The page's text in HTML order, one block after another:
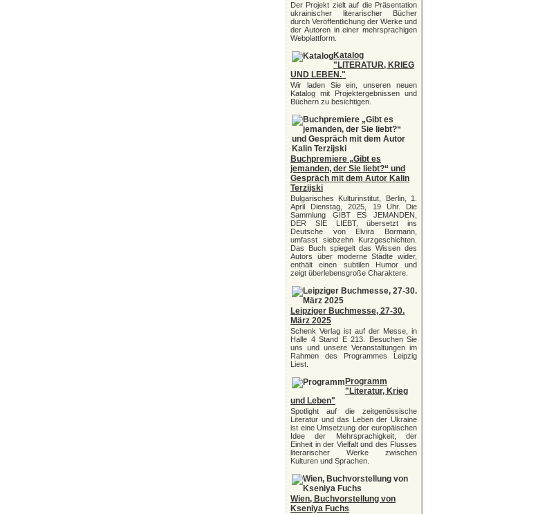
Der Projekt zielt auf die Präsentation
ukrainischer literarischer Bücher
durch Veröffentlichung der Werke und
der Autoren in einer mehrsprachigen
Webplattform.
Katalog
"LITERATUR, KRIEG
UND LEBEN."
Wir laden Sie ein, unseren neuen
Katalog mit Projektergebnissen und
Büchern zu besichtigen.
Buchpremiere „Gibt es
jemanden, der Sie liebt?“ und
Gespräch mit dem Autor Kalin
Terzijski
Bulgarisches Kulturinstitut, Berlin, 1.
April Dienstag, 2025, 19 Uhr. Die
Sammlung GIBT ES JEMANDEN,
DER SIE LIEBT, übersetzt ins
Deutsche von Elvira Bormann,
umfasst siebzehn Kurzgeschichten.
Das Buch spiegelt das Wissen des
Autors über moderne Städte wider,
enthält einen subtilen Humor und
zeigt überlebensgroße Charaktere.
Leipziger Buchmesse, 27-30.
März 2025
Schenk Verlag ist auf der Messe, in
Halle 4 Stand E 213. Besuchen Sie
uns und unsere Veranstaltungen im
Rahmen des Programmes Leipzig
Liest.
Programm
"Literatur, Krieg
und Leben"
Spotlight auf die zeitgenössische
Literatur und das Leben der Ukraine
ist eine Umsetzung der europäischen
Idee der Mehrsprachigkeit, der
Einheit in der Vielfalt und des Flusses
literarischer Werke zwischen
Kulturen und Sprachen.
Wien, Buchvorstellung von
Kseniya Fuchs